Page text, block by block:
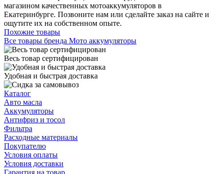
магазином качественных мотоаккумуляторов в
Екатеринбурге. Позвоните нам или сделайте заказ на сайте и
ощутите их на собственном опыте.
Похожие товары
Все товары бренда Мото аккумуляторы
Весь товар сертифицирован
Удобная и быстрая доставка
Каталог
Авто масла
Аккумуляторы
Антифриз и тосол
Фильтра
Расходные материалы
Покупателю
Условия оплаты
Условия доставки
Гарантия на товар